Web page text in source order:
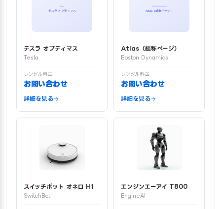
テスラ オプティマス
Tesla
レンタル料金
お問い合わせ
詳細を見る
Atlas（総称ページ）
Boston Dynamics
レンタル料金
お問い合わせ
詳細を見る
スイッチボット オネロ H1
SwitchBot
エンジンエーアイ T800
EngineAI